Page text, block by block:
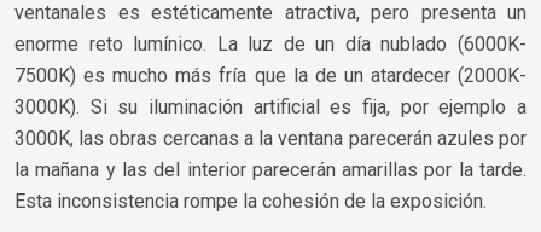
ventanales es estéticamente atractiva, pero presenta un
enorme reto lumínico. La luz de un día nublado (6000K-
7500K) es mucho más fría que la de un atardecer (2000K-
3000K). Si su iluminación artificial es fija, por ejemplo a
3000K, las obras cercanas a la ventana parecerán azules por
la mañana y las del interior parecerán amarillas por la tarde.
Esta inconsistencia rompe la cohesión de la exposición.